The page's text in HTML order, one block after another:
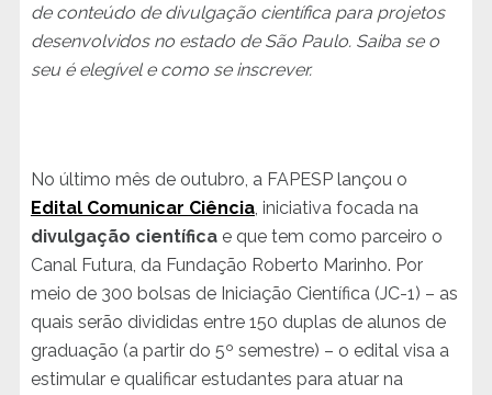
de conteúdo de divulgação científica para projetos
desenvolvidos no estado de São Paulo. Saiba se o
seu é elegível e como se inscrever.
No último mês de outubro, a FAPESP lançou o
Edital Comunicar Ciência, iniciativa focada na
divulgação científicae que tem como parceiro o
Canal Futura, da Fundação Roberto Marinho. Por
meio de 300 bolsas de Iniciação Científica (JC-1) – as
quais serão divididas entre 150 duplas de alunos de
graduação (a partir do 5º semestre) – o edital visa a
estimular e qualificar estudantes para atuar na